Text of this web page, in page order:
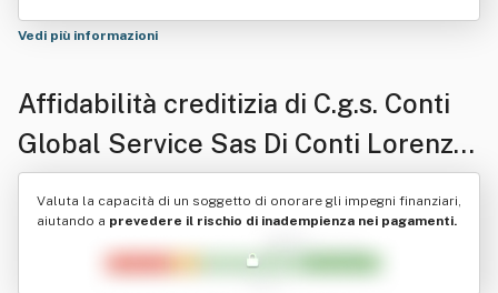
Vedi più informazioni
Affidabilità creditizia di C.g.s. Conti
Global Service Sas Di Conti Lorenzo
E Conti Gabriele
Valuta la capacità di un soggetto di onorare gli impegni finanziari,
aiutando a prevedere il rischio di inadempienza nei pagamenti.